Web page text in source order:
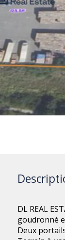
DL REAL
goudronné
Deux